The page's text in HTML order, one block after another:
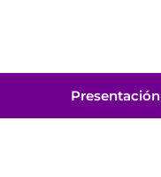
Presentación